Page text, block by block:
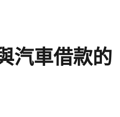
汽車借款的